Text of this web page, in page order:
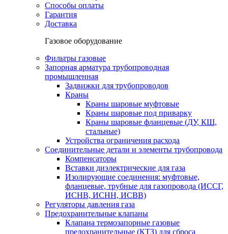
Способы оплаты
Гарантия
Доставка
Газовое оборудование
Фильтры газовые
Запорная арматура трубопроводная
промышленная
Задвижки для трубопроводов
Краны
Краны шаровые муфтовые
Краны шаровые под приварку
Краны шаровые фланцевые (ДУ, КШ,
стальные)
Устройства ограничения расхода
Соединительные детали и элементы трубопровода
Компенсаторы
Вставки диэлектрические для газа
Изолирующие соединения: муфтовые,
фланцевые, трубные для газопровода (ИССГ,
ИСНВ, ИСНН, ИСВВ)
Регуляторы давления газа
Предохранительные клапаны
Клапана термозапорные газовые
предохранительные (КТЗ) для сброса